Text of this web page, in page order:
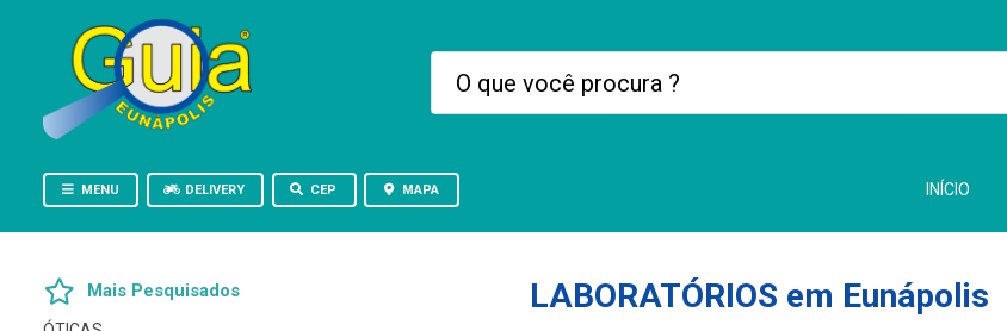
MENU DELIVERY CEP MAPA INÍCIO
Mais Pesquisados LABORATÓRIOS em Eunápolis